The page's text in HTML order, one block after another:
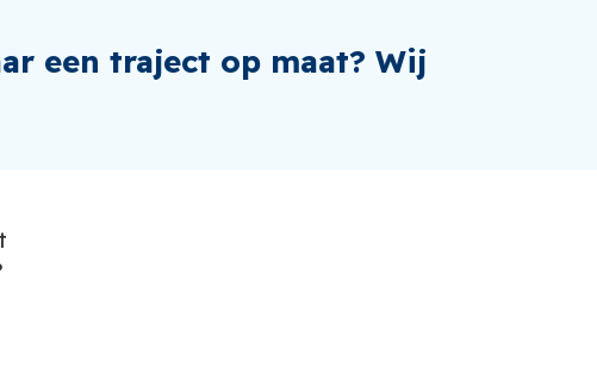
een traject op maat? Wij